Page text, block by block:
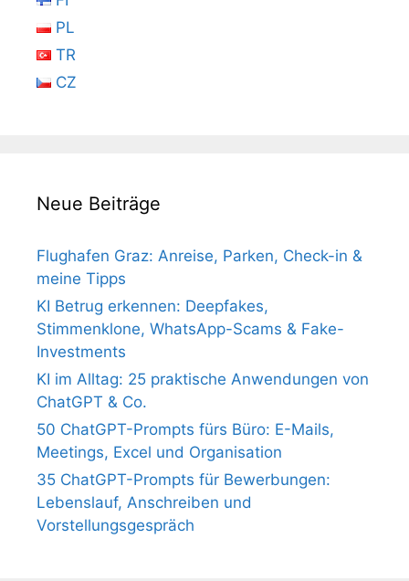
PL
TR
CZ
Neue Beiträge
Flughafen Graz: Anreise, Parken, Check-in &
meine Tipps
KI Betrug erkennen: Deepfakes,
Stimmenklone, WhatsApp-Scams & Fake-
Investments
KI im Alltag: 25 praktische Anwendungen von
ChatGPT & Co.
50 ChatGPT-Prompts fürs Büro: E-Mails,
Meetings, Excel und Organisation
35 ChatGPT-Prompts für Bewerbungen:
Lebenslauf, Anschreiben und
Vorstellungsgespräch